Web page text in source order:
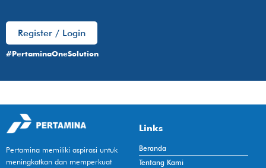
Register / Login
#PertaminaOneSolution
Pertamina memiliki aspirasi untuk
meningkatkan dan memperkuat
Links
Beranda
Tentang Kami